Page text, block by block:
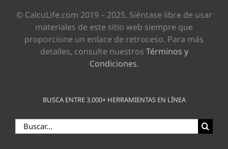
© CalcuLife.com 2019 – 2025. Siéntase libre de usar
materiales de este sitio web siempre que
proporcione un enlace de retroceso. Para más
detalles, consulte nuestros Términos y
Condiciones.
BUSCA ENTRE 3.000+ HERRAMIENTAS EN LÍNEA
Buscar: